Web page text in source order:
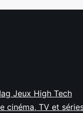
Jeux High Tech
cinéma, TV et